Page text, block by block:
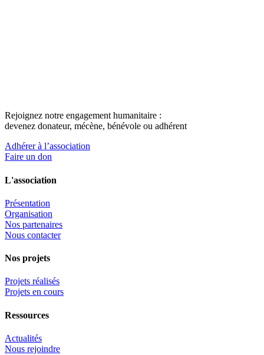
Rejoignez notre engagement humanitaire :
devenez donateur, mécène, bénévole ou adhérent
Adhérer à l’association
Faire un don
L'association
Présentation
Organisation
Nos partenaires
Nous contacter
Nos projets
Projets réalisés
Projets en cours
Ressources
Actualités
Nous rejoindre